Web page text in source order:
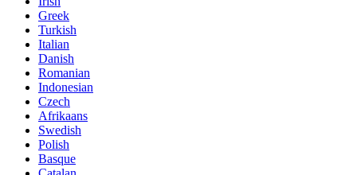
Greek
Turkish
Italian
Danish
Romanian
Indonesian
Czech
Afrikaans
Swedish
Polish
Basque